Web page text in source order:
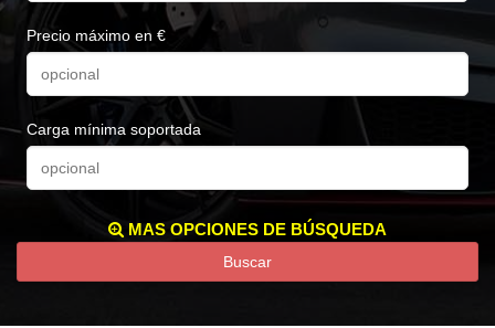
Precio máximo en €
Carga mínima soportada
MAS OPCIONES DE BÚSQUEDA
Buscar